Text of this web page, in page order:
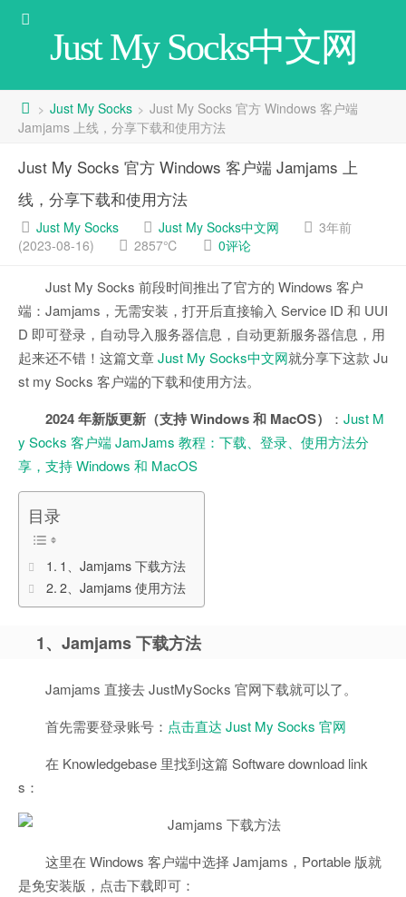
Just My Socks中文网
> Just My Socks > Just My Socks 官方 Windows 客户端
Jamjams 上线，分享下载和使用方法
Just My Socks 官方 Windows 客户端 Jamjams 上
线，分享下载和使用方法
Just My Socks Just My Socks中文网
3年前
(2023-08-16)
2857℃ 0评论
Just My Socks 前段时间推出了官方的 Windows 客户
端：Jamjams，无需安装，打开后直接输入 Service ID 和 UUI
D 即可登录，自动导入服务器信息，自动更新服务器信息，用
起来还不错！这篇文章Just My Socks中文网就分享下这款 Ju
st my Socks 客户端的下载和使用方法。
2024 年新版更新（支持 Windows 和 MacOS） ： Just M
y Socks 客户端 JamJams 教程：下载、登录、使用方法分
享，支持 Windows 和 MacOS
目录
1、Jamjams 下载方法
2、Jamjams 使用方法
1、Jamjams 下载方法
Jamjams 直接去 JustMySocks 官网下载就可以了。
首先需要登录账号： 点击直达 Just My Socks 官网
在 Knowledgebase 里找到这篇 Software download link
s：
这里在 Windows 客户端中选择 Jamjams，Portable 版就
是免安装版，点击下载即可：